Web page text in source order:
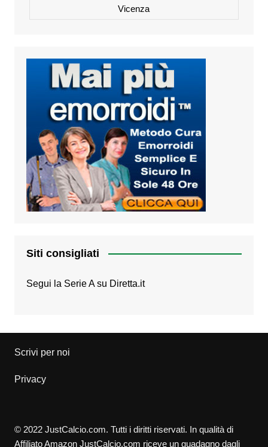
Vicenza
Siti consigliati
Segui la Serie A su Diretta.it
Scrivi per noi
Privacy
© 2022 JustCalcio.com. Tutti i diritti riservati. In qualità di
Affiliato Amazon JustCalcio.com riceve un guadagno dagli